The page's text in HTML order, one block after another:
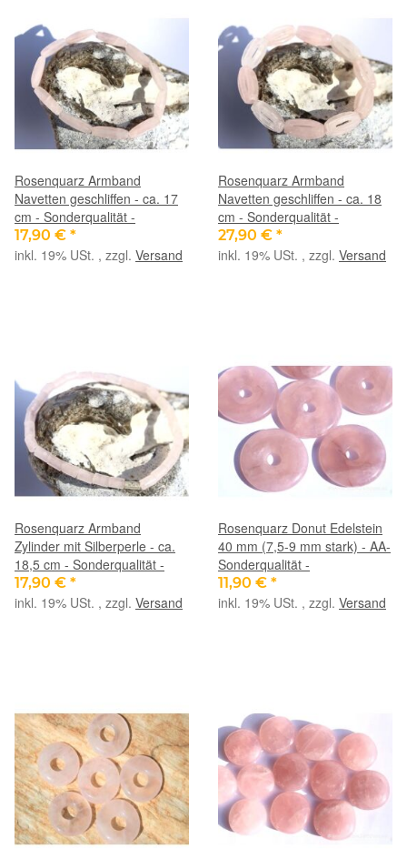
Rosenquarz Armband
Navetten geschliffen - ca. 17
cm - Sonderqualität -
17,90 € *
inkl. 19% USt. , zzgl. Versand
Rosenquarz Armband
Navetten geschliffen - ca. 18
cm - Sonderqualität -
27,90 € *
inkl. 19% USt. , zzgl. Versand
Rosenquarz Armband
Zylinder mit Silberperle - ca.
18,5 cm - Sonderqualität -
17,90 € *
inkl. 19% USt. , zzgl. Versand
Rosenquarz Donut Edelstein
40 mm (7,5-9 mm stark) - AA-
Sonderqualität -
11,90 € *
inkl. 19% USt. , zzgl. Versand